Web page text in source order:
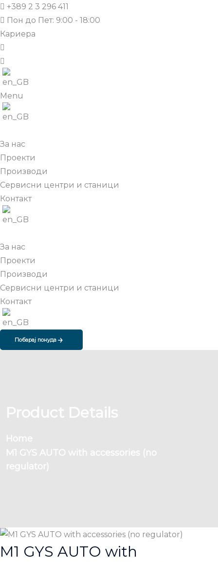
+389 2 3 296 411
Пон до Пет: 9:00 - 18:00
Кариера
Menu
За нас
Проекти
Производи
Сервисни центри и станици
Контакт
За нас
Проекти
Производи
Сервисни центри и станици
Контакт
Побарај понуда
Product Details
Home
M1 GYS AUTO with accessories (no
regulator)
M1 GYS AUTO with